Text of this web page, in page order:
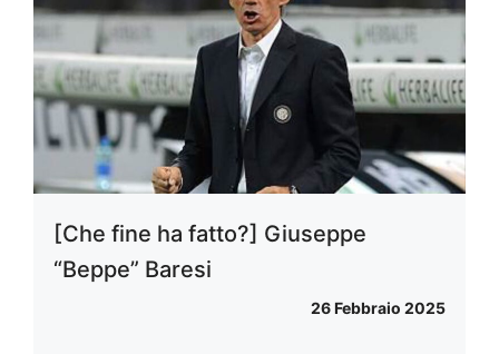
[Che fine ha fatto?] Giuseppe
“Beppe” Baresi
26 Febbraio 2025